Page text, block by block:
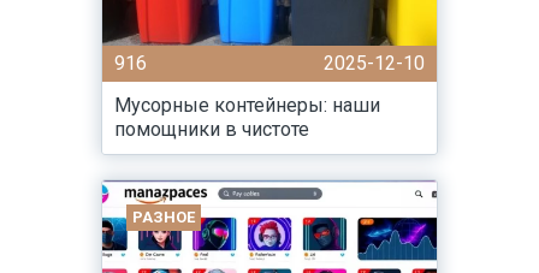
916
2025-12-10
Мусорные контейнеры: наши
помощники в чистоте
РАЗНОЕ